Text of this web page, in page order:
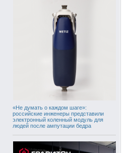
«Не думать о каждом шаге»:
российские инженеры представили
электронный коленный модуль для
людей после ампутации бедра